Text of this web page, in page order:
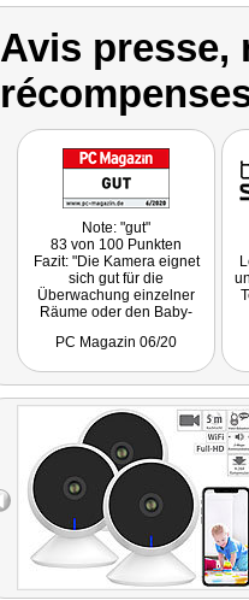
Avis presse,
Note: "gut"
83 von 100 Punkten
Fazit: "Die Kamera eignet
sich gut für die
Überwachung einzelner
Räume oder den Baby-
über Push-Nachricht auf
Speicherkarte."
PC Magazin 06/20